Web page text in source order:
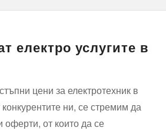
електро услугите в
цени за електротехник в
ни, се стремим да
оферти, от които да се